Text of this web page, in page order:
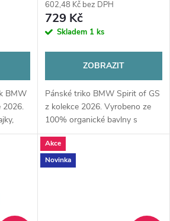
BMW
2026.
klíčů.
602,48 Kč bez DPH
729 Kč
Skladem 1 ks
ZOBRAZIT
Pánské triko BMW Spirit of GS
z kolekce 2026. Vyrobeno ze
100% organické bavlny s
moderní vertikální grafikou.
Maximální pohodlí a ikonický
styl pro každého fanouška...
Akce
Novinka